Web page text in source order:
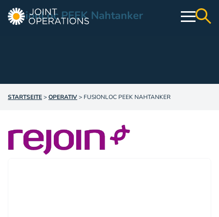
Webshop
Education & Events
Über uns
FusionLoc PEEK Nahtanker
STARTSEITE>OPERATIV> FUSIONLOC PEEK NAHTANKER